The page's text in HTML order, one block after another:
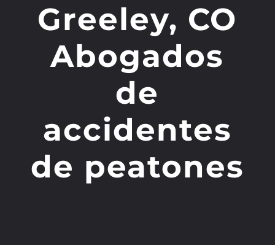
Greeley, CO
Abogados
de
accidentes
de peatones